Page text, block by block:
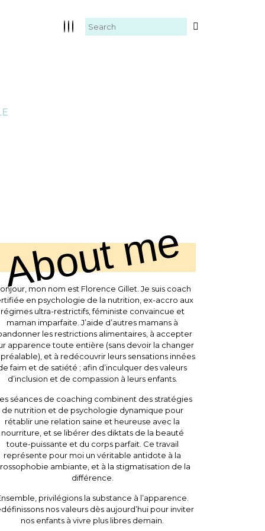
About me
mon nom est Florence Gillet. Je suis coach
en psychologie de la nutrition, ex-accro aux
régimes ultra-restrictifs, féministe convaincue et
maman imparfaite. J’aide d’autres mamans à
les restrictions alimentaires, à accepter
apparence toute entière (sans devoir la changer
préalable), et à redécouvrir leurs sensations innées
faim et de satiété ; afin d’inculquer des valeurs
d’inclusion et de compassion à leurs enfants.
séances de coaching combinent des stratégies
de nutrition et de psychologie dynamique pour
rétablir une relation saine et heureuse avec la
nourriture, et se libérer des diktats de la beauté
toute-puissante et du corps parfait. Ce travail
représente pour moi un véritable antidote à la
ambiante, et à la stigmatisation de la
différence.
privilégions la substance à l’apparence.
nos valeurs dès aujourd’hui pour inviter
nos enfants à vivre plus libres demain.